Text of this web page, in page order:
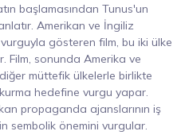
başlamasından Tunus'un
Amerikan ve İngiliz
gösteren film, bu iki ülke
Film, sonunda Amerika ve
müttefik ülkelerle birlikte
hedefine vurgu yapar.
propaganda ajanslarının iş
sembolik önemini vurgular.